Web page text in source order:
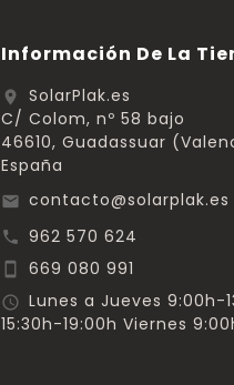
Información De La
location_on
SolarPlak.es
C/ Colom, nº 58 bajo
46610, Guadassuar
España
email contacto@solarplak.es
call 962 570 624
smartphone 669 080 991
schedule Lunes a Jueves 9:00h-
15:30h-19:00h Viernes